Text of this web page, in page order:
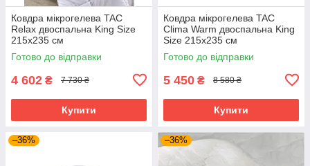
Ковдра мікрогелева TAC
Relax двоспальна King Size
215х235 см
Готово до відправки
4 602 ₴ 7 730 ₴
Купити
Ковдра мікрогелева TAC
Clima Warm двоспальна King
Size 215х235 см
Готово до відправки
5 450 ₴ 8 580 ₴
Купити
–36% –36%